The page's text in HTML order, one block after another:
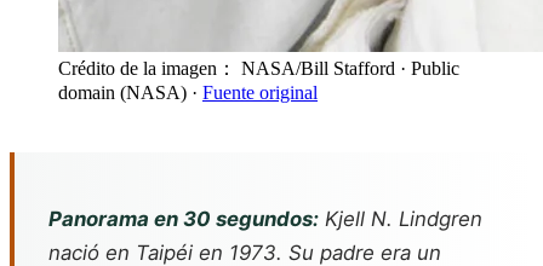
Crédito de la imagen： NASA/Bill Stafford · Public
domain (NASA) · Fuente original
Panorama en 30 segundos: Kjell N. Lindgren
nació en Taipéi en 1973. Su padre era un